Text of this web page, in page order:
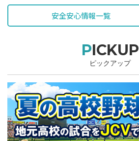
安全安心情報一覧
PICKUP
ピックアップ